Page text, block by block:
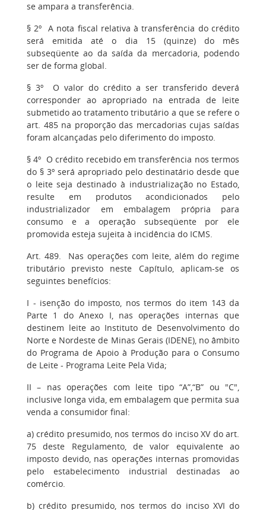
se ampara a transferência.
§ 2º A nota fiscal relativa à transferência do crédito
será emitida até o dia 15 (quinze) do mês
subseqüente ao da saída da mercadoria, podendo
ser de forma global.
§ 3º O valor do crédito a ser transferido deverá
corresponder ao apropriado na entrada de leite
submetido ao tratamento tributário a que se refere o
art. 485 na proporção das mercadorias cujas saídas
foram alcançadas pelo diferimento do imposto.
§ 4º O crédito recebido em transferência nos termos
do § 3º será apropriado pelo destinatário desde que
o leite seja destinado à industrialização no Estado,
resulte em produtos acondicionados pelo
industrializador em embalagem própria para
consumo e a operação subseqüente por ele
promovida esteja sujeita à incidência do ICMS.
Art. 489. Nas operações com leite, além do regime
tributário previsto neste Capítulo, aplicam-se os
seguintes benefícios:
I - isenção do imposto, nos termos do item 143 da
Parte 1 do Anexo I, nas operações internas que
destinem leite ao Instituto de Desenvolvimento do
Norte e Nordeste de Minas Gerais (IDENE), no âmbito
do Programa de Apoio à Produção para o Consumo
de Leite - Programa Leite Pela Vida;
II – nas operações com leite tipo “A”,“B” ou "C",
inclusive longa vida, em embalagem que permita sua
venda a consumidor final:
a) crédito presumido, nos termos do inciso XV do art.
75 deste Regulamento, de valor equivalente ao
imposto devido, nas operações internas promovidas
pelo estabelecimento industrial destinadas ao
comércio.
b) crédito presumido, nos termos do inciso XVI do